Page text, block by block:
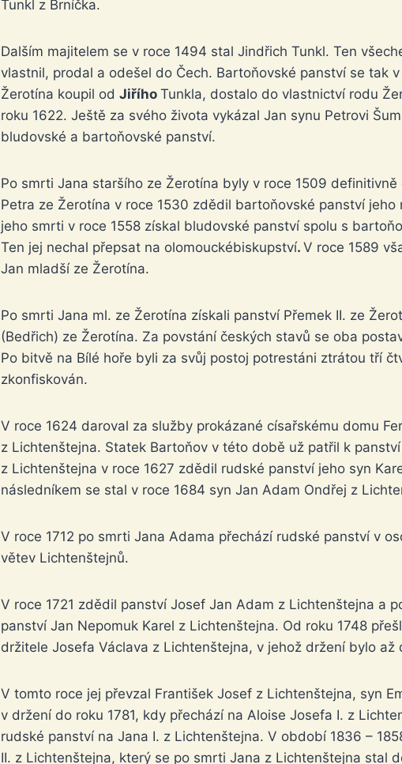
Tunkl z Brníčka.
Dalším majitelem se v roce 1494 stal Jindřich Tunkl. Ten
vlastnil, prodal a odešel do Čech. Bartoňovské panství se tak
Žerotína koupil odJiříhoTunkla, dostalo do vlastnictví rodu
roku 1622. Ještě za svého života vykázal Jan synu Petrovi
bludovské a bartoňovské panství.
Po smrti Jana staršího ze Žerotína byly v roce 1509
Petra ze Žerotína v roce 1530 zdědil bartoňovské panství jeho
jeho smrti v roce 1558 získal bludovské panství spolu s
Ten jej nechal přepsat na olomouckébiskupství.V roce 1589
Jan mladší ze Žerotína.
Po smrti Jana ml. ze Žerotína získali panství Přemek II. ze
(Bedřich) ze Žerotína. Za povstání českých stavů se oba
Po bitvě na Bílé hoře byli za svůj postoj potrestáni ztrátou tří
zkonfiskován.
V roce 1624 daroval za služby prokázané císařskému domu
z Lichtenštejna. Statek Bartoňov v této době už patřil k
z Lichtenštejna v roce 1627 zdědil rudské panství jeho syn
následníkem se stal v roce 1684 syn Jan Adam Ondřej z
V roce 1712 po smrti Jana Adama přechází rudské panství v
větev Lichtenštejnů.
V roce 1721 zdědil panství Josef Jan Adam z Lichtenštejna a
panství Jan Nepomuk Karel z Lichtenštejna. Od roku 1748
držitele Josefa Václava z Lichtenštejna, v jehož držení bylo až
V tomto roce jej převzal František Josef z Lichtenštejna, syn
v držení do roku 1781, kdy přechází na Aloise Josefa I. z
rudské panství na Jana I. z Lichtenštejna. V období 1836 –
II. z Lichtenštejna, který se po smrti Jana z Lichtenštejna stal